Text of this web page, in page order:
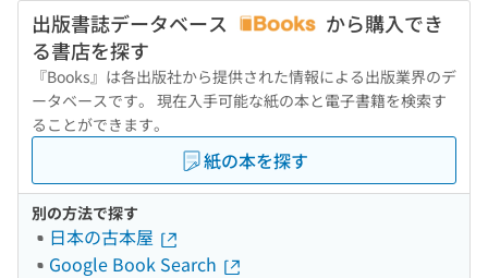
出版書誌データベース
から購入でき
る書店を探す
『Books』は各出版社から提供された情報による出版業界のデ
ータベースです。 現在入手可能な紙の本と電子書籍を検索す
ることができます。
紙の本を探す
別の方法で探す
日本の古本屋
Google Book Search